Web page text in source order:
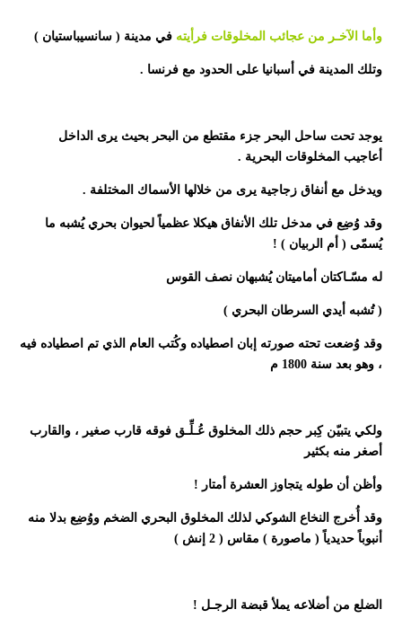
وأما الآخـر من عجائب المخلوقات فرأيته في مدينة ( سانسيباستيان )
وتلك المدينة في أسبانيا على الحدود مع فرنسا .
يوجد تحت ساحل البحر جزء مقتطع من البحر بحيث يرى الداخل
أعاجيب المخلوقات البحرية .
ويدخل مع أنفاق زجاجية يرى من خلالها الأسماك المختلفة .
وقد وُضِع في مدخل تلك الأنفاق هيكلا عظمياً لحيوان بحري يُشبه ما
يُسمّى ( أم الربيان ) !
له مسّـاكتان أماميتان يُشبهان نصف القوس
( تُشبه أيدي السرطان البحري )
وقد وُضعت تحته صورته إبان اصطياده وكُتب العام الذي تم اصطياده فيه
، وهو بعد سنة 1800 م
ولكي يتبيّن كِبر حجم ذلك المخلوق عُـلِّـق فوقه قارب صغير ، والقارب
أصغر منه بكثير
وأظن أن طوله يتجاوز العشرة أمتار !
وقد أُخرج النخاع الشوكي لذلك المخلوق البحري الضخم ووُضِع بدلا منه
أنبوباً حديدياً ( ماصورة ) مقاس ( 2 إنش )
الضلع من أضلاعه يملأ قبضة الرجـل !